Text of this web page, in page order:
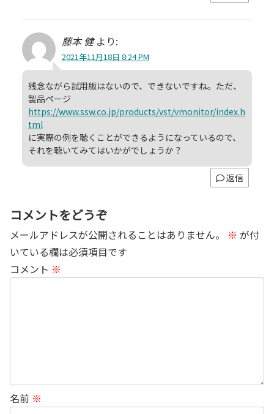
藤本 健 より:
2021年11月18日 8:24 PM
残念ながら試用版はないので、できないですね。ただ、
製品ページ
https://www.ssw.co.jp/products/vst/vmonitor/index.h
tml
に実際の例を聴くことができるようになっているので、
それを聴いてみてはいかがでしょうか？
返信
コメントをどうぞ
メールアドレスが公開されることはありません。 ※ が付
いている欄は必須項目です
コメント ※
名前 ※